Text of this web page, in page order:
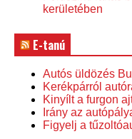
kerületében
E-tanú
Autós üldözés
Kerékpárról
Kinyílt a furgon
Irány az
Figyelj a